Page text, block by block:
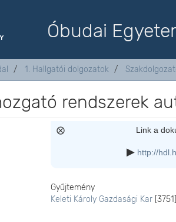
Óbudai
1. Hallgatói dolgozatok
rendszerek
Link a
http://
Gyűjtemény
Keleti Károly Gazdasági Kar [3751]